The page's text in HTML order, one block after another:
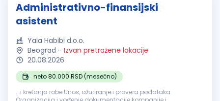
Administrativno-finansijski
asistent
Yala Habibi d.o.o.
Beograd - Izvan pretražene lokacije
20.08.2026
neto 80.000 RSD (mesečno)
...i kretanja robe Unos, ažuriranje i provera podataka